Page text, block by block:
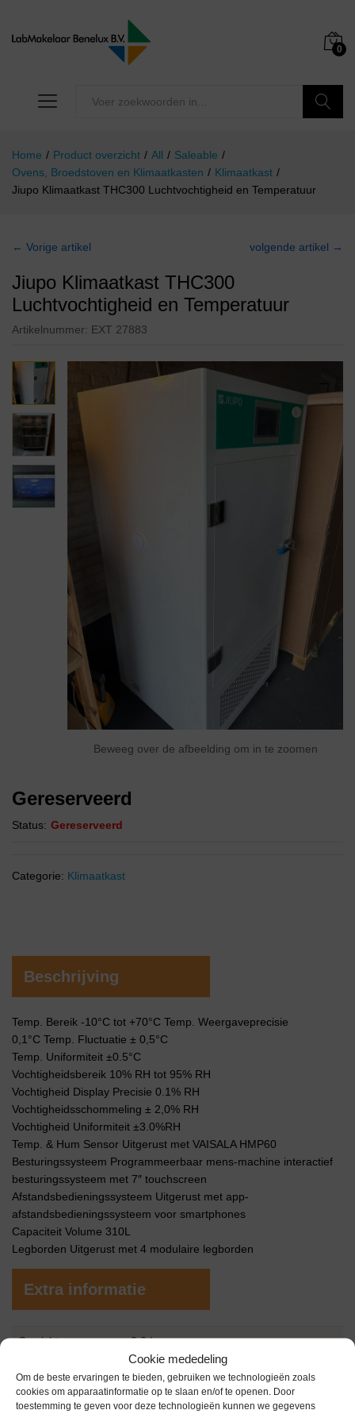
Cookie mededeling
Om de beste ervaringen te bieden, gebruiken we technologieën zoals
cookies om apparaatinformatie op te slaan en/of te openen. Door
toestemming te geven voor deze technologieën kunnen we gegevens
0
Home / Product overzicht / All / Saleable /
Ovens, Broedstoven en Klimaatkasten / Klimaatkast /
Jiupo Klimaatkast THC300 Luchtvochtigheid en Temperatuur
← Vorige artikel volgende artikel →
Jiupo Klimaatkast THC300
Luchtvochtigheid en Temperatuur
Artikelnummer: EXT 27883
Beweeg over de afbeelding om in te zoomen
Gereserveerd
Status: Gereserveerd
Categorie: Klimaatkast
Beschrijving
Temp. Bereik -10°C tot +70°C Temp. Weergaveprecisie
0,1°C Temp. Fluctuatie ± 0,5°C
Temp. Uniformiteit ±0.5°C
Vochtigheidsbereik 10% RH tot 95% RH
Vochtigheid Display Precisie 0.1% RH
Vochtigheidsschommeling ± 2,0% RH
Vochtigheid Uniformiteit ±3.0%RH
Temp. & Hum Sensor Uitgerust met VAISALA HMP60
Besturingssysteem Programmeerbaar mens-machine interactief
besturingssysteem met 7″ touchscreen
Afstandsbedieningssysteem Uitgerust met app-
afstandsbedieningssysteem voor smartphones
Capaciteit Volume 310L
Legborden Uitgerust met 4 modulaire legborden
Extra informatie
Gewicht 0,0 kg
Garantie 1 jaar